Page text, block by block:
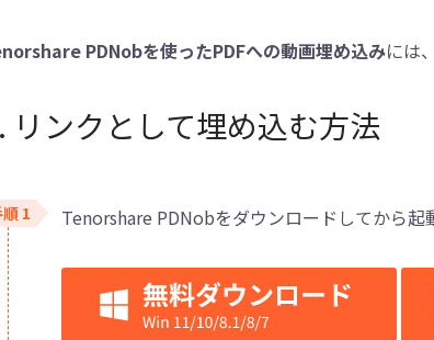
PDNobを使ったPDFへの動画埋め込みには
リンクとして埋め込む方法
Tenorshare PDNobをダウンロードしてから